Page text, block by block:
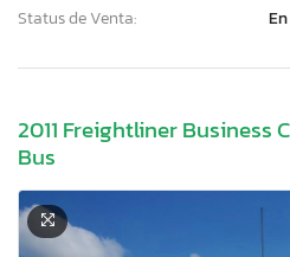
Status de Venta:
2011 Freightliner Business
Bus